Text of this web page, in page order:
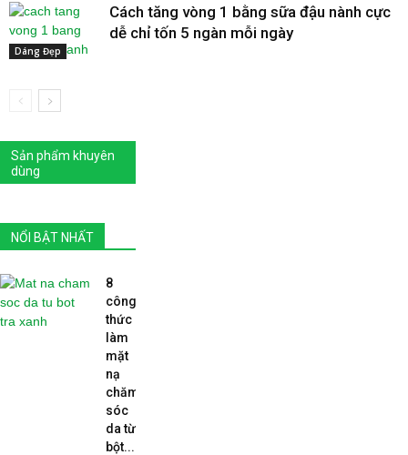
Dáng Đẹp
Cách tăng vòng 1 bằng sữa đậu nành cực
dễ chỉ tốn 5 ngàn mỗi ngày
Sản phẩm khuyên
dùng
NỔI BẬT NHẤT
8
công
thức
làm
mặt
nạ
chăm
sóc
da từ
bột...